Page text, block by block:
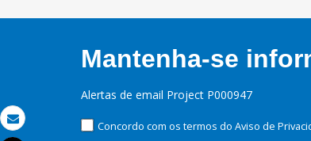
Email
Mantenha-se
Alertas de email Project P000947
Concordo com os termos do Aviso de